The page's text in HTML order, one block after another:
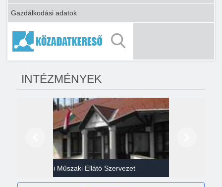
Gazdálkodási adatok
INTÉZMÉNYEK
Gazdasági Műszaki Ellátó Szervezet